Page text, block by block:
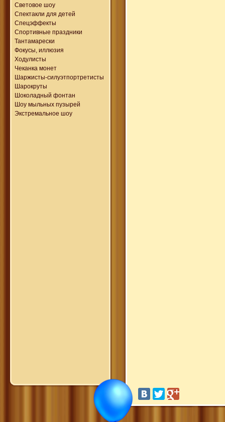
Световое шоу
Спектакли для детей
Спецэффекты
Спортивные праздники
Тантамарески
Фокусы, иллюзия
Ходулисты
Чеканка монет
Шаржисты-силуэтпортретисты
Шарокруты
Шоколадный фонтан
Шоу мыльных пузырей
Экстремальное шоу